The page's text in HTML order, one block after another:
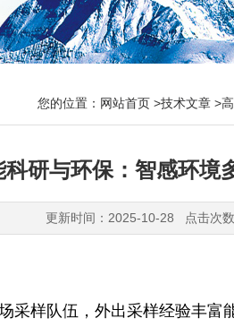
您的位置： 网站首页 >技术文章 >高
研与环保：智感环境
更新时间：2025-10-28 点击次
采样队伍，外出采样经验丰